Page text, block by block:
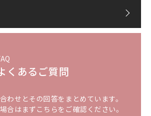
くあるご質問
わせとその回答をまとめています。
合はまずこちらをご確認ください。